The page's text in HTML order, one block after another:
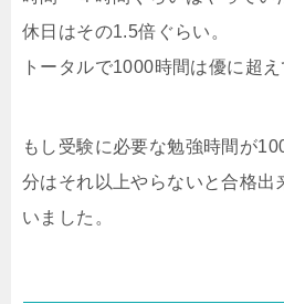
休日はその1.5倍ぐらい。
トータルで1000時間は優に超
もし受験に必要な勉強時間が
分はそれ以上やらないと合格出
いました。